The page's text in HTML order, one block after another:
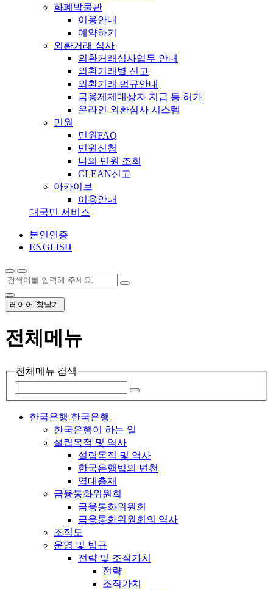
화폐박물관
이용안내
예약하기
외환거래 심사
외환거래심사업무 안내
외환거래별 신고
외환거래 법규안내
금융제제대상자 지급 등 허가
온라인 외환심사 시스템
민원
민원FAQ
민원신청
나의 민원 조회
CLEAN신고
아카이브
이용안내
대국민 서비스
본인인증
ENGLISH
레이어 창닫기
전체메뉴
전체메뉴 검색
한국은행 한국은행
한국은행이 하는 일
설립목적 및 역사
설립목적 및 역사
한국은행법의 변천
역대총재
금융통화위원회
금융통화위원회
금융통화위원회의 역사
조직도
운영 및 법규
전략 및 조직가치
전략
조직가치